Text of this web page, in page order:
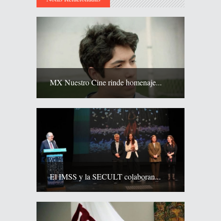
MX Nuestro Cine rinde homenaje...
El IMSS y la SECULT colaboran...